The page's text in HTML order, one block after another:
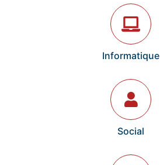
Informatique
Social